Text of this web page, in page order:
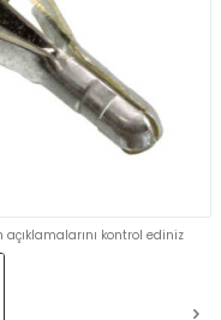
kontrol ediniz